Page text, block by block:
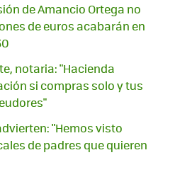
de Amancio Ortega no
de euros acabarán en
notaria: "Hacienda
si compras solo y tus
"Hemos visto
de padres que quieren